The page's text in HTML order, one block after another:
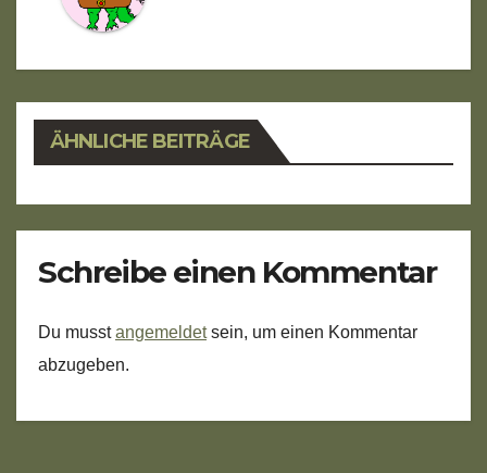
ÄHNLICHE BEITRÄGE
Schreibe einen Kommentar
Du musstangemeldetsein, um einen Kommentar
abzugeben.